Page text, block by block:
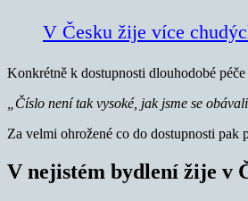
V Česku žije více
Konkrétně k dostupnosti dlouhodobé
„Číslo není tak vysoké, jak jsme se
Za velmi ohrožené co do dostupnosti
V nejistém bydlení žije v